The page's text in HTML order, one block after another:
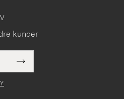
kunder
Submit
Newsletter